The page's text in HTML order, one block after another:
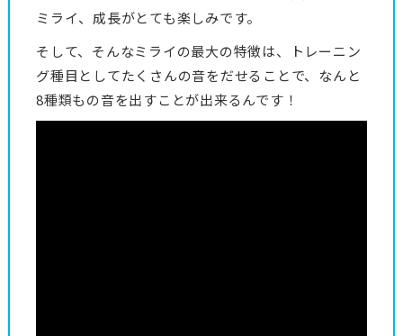
ミライ、成長がとても楽しみです。
そして、そんなミライの最大の特徴は、トレーニン
グ種目としてたくさんの音をだせることで、なんと
8種類もの音を出すことが出来るんです！